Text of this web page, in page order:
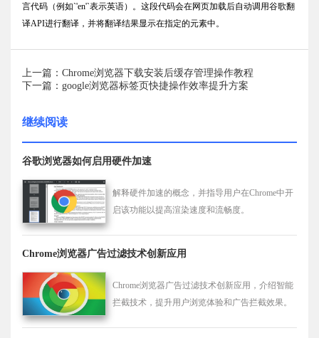
言代码（例如`'en'`表示英语）。这段代码会在网页加载后自动调用谷歌翻
译API进行翻译，并将翻译结果显示在指定的元素中。
上一篇：Chrome浏览器下载安装后缓存管理操作教程
下一篇：google浏览器标签页快捷操作效率提升方案
继续阅读
谷歌浏览器如何启用硬件加速
解释硬件加速的概念，并指导用户在Chrome中开
启该功能以提高渲染速度和流畅度。
Chrome浏览器广告过滤技术创新应用
Chrome浏览器广告过滤技术创新应用，介绍智能
拦截技术，提升用户浏览体验和广告拦截效果。